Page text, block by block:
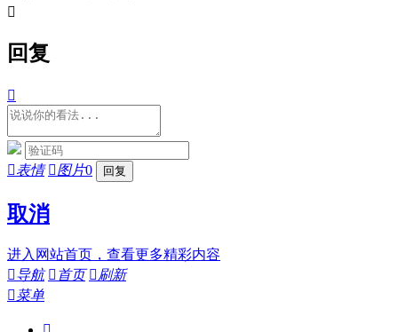

回复

表情 图片0
取消
进入网站首页，查看更多精彩内容
导航  首页 刷新
菜单